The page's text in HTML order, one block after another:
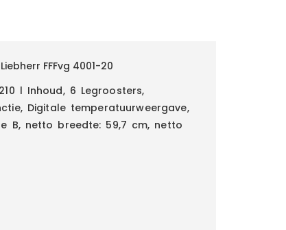
FFFvg 4001-20
l Inhoud, 6 Legroosters,
Digitale temperatuurweergave,
B, netto breedte: 59,7 cm, netto